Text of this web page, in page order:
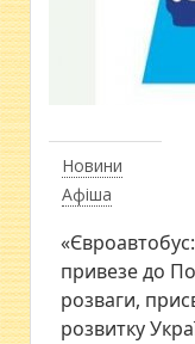
Новини
Афіша
привезе до
розваги,
розвитку